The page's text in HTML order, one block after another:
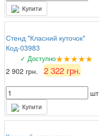
Купити
Стенд "Класний куточок"
Код-03983
✓ Доступно★★★★★
2 902 грн. 2 322 грн.
шт
Купити